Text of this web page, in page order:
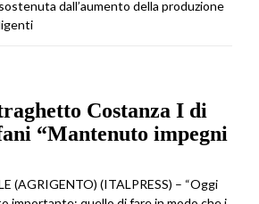
dall’aumento della produzione
Costanza I di
“Mantenuto impegni
(AGRIGENTO) (ITALPRESS) – “Oggi